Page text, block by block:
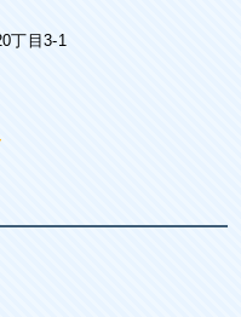
丁目3-1